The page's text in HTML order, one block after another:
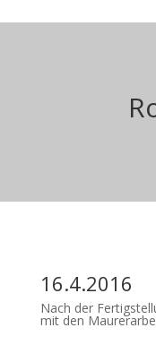
16.4.2016
Nach der
mit den